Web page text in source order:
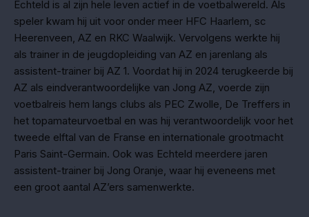
Echteld is al zijn hele leven actief in de voetbalwereld. Als
speler kwam hij uit voor onder meer HFC Haarlem, sc
Heerenveen, AZ en RKC Waalwijk. Vervolgens werkte hij
als trainer in de jeugdopleiding van AZ en jarenlang als
assistent-trainer bij AZ 1. Voordat hij in 2024 terugkeerde bij
AZ als eindverantwoordelijke van Jong AZ, voerde zijn
voetbalreis hem langs clubs als PEC Zwolle, De Treffers in
het topamateurvoetbal en was hij verantwoordelijk voor het
tweede elftal van de Franse en internationale grootmacht
Paris Saint-Germain. Ook was Echteld meerdere jaren
assistent-trainer bij Jong Oranje, waar hij eveneens met
een groot aantal AZ’ers samenwerkte.